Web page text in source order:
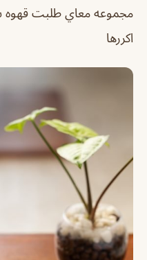
مجموعه معاي طلبت قهوه
اكررها